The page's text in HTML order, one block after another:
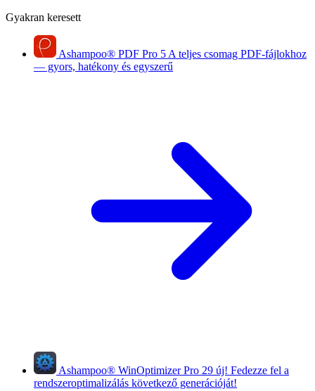
Gyakran keresett
Ashampoo® PDF Pro 5 A teljes csomag PDF-fájlokhoz
— gyors, hatékony és egyszerű
Ashampoo® WinOptimizer Pro 29 új! Fedezze fel a
rendszeroptimalizálás következő generációját!